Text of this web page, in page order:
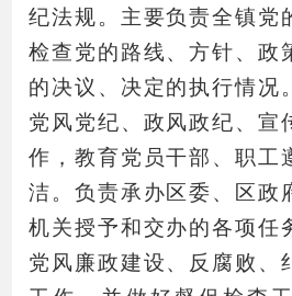
纪法规。主要负责全镇党
检查党的路线、方针、政
的决议、决定的执行情况
党风党纪、政风政纪、宣
作，教育党员干部、职工
洁。负责承办区委、区政
机关授予和交办的各项任
党风廉政建设、反腐败、